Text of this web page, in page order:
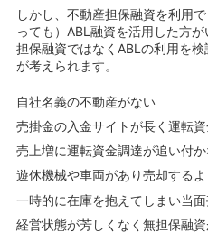
しかし、不動産担保融資を利用
っても）ABL融資を活用した方
担保融資ではなくABLの利用を
が考えられます。
自社名義の不動産がない
売掛金の入金サイトが長く運転
売上増に運転資金調達が追い付
遊休機械や車両があり売却する
一時的に在庫を抱えてしまい当
経営状態が芳しくなく無担保融